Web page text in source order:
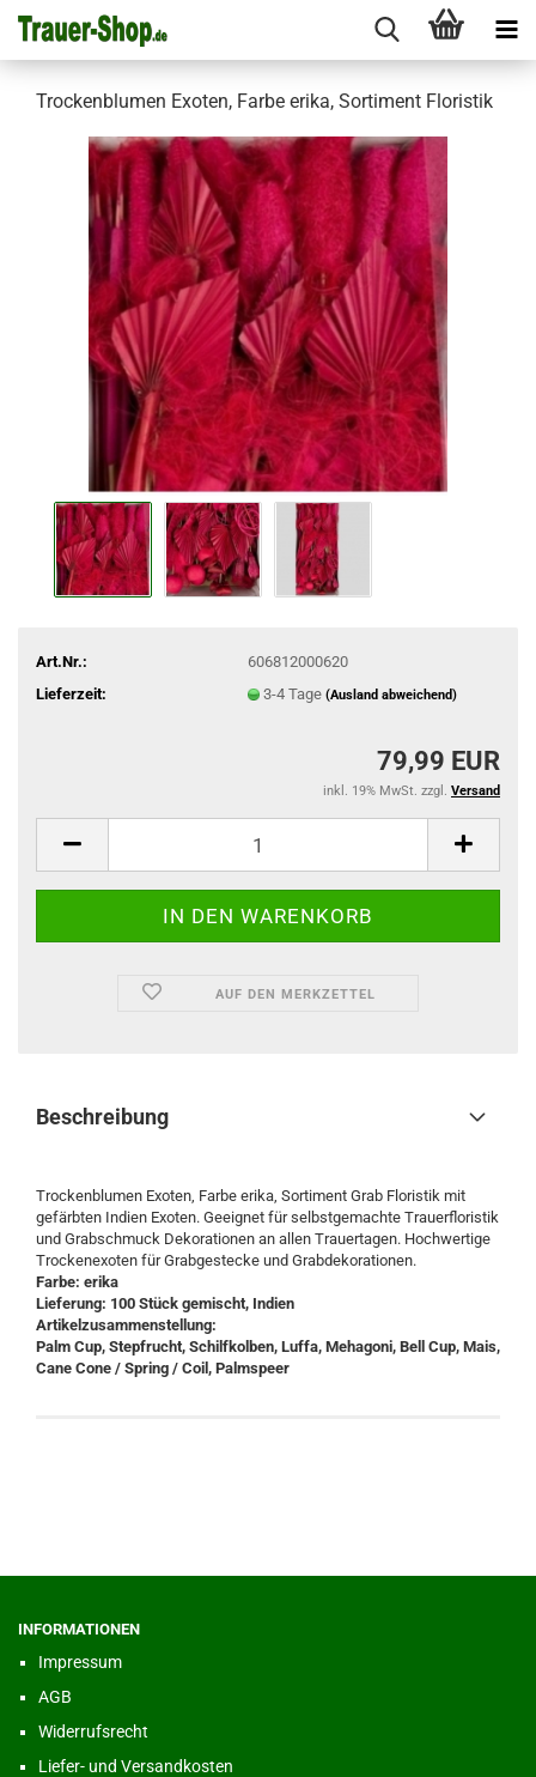
Trockenblumen Exoten, Farbe erika, Sortiment Floristik
Art.Nr.:
606812000620
Lieferzeit:
3-4 Tage (Ausland abweichend)
79,99 EUR
inkl. 19% MwSt. zzgl. Versand
AUF DEN MERKZETTEL
Beschreibung
Trockenblumen Exoten, Farbe erika, Sortiment Grab Floristik mit
gefärbten Indien Exoten. Geeignet für selbstgemachte Trauerfloristik
und Grabschmuck Dekorationen an allen Trauertagen. Hochwertige
Trockenexoten für Grabgestecke und Grabdekorationen.
Farbe: erika
Lieferung: 100 Stück gemischt, Indien
Artikelzusammenstellung:
Palm Cup, Stepfrucht, Schilfkolben, Luffa, Mehagoni, Bell Cup, Mais,
Cane Cone / Spring / Coil, Palmspeer
INFORMATIONEN
Impressum
AGB
Widerrufsrecht
Liefer- und Versandkosten